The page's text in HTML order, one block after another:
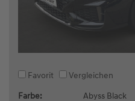
Favorit
Vergleichen
Farbe:
Abyss Black